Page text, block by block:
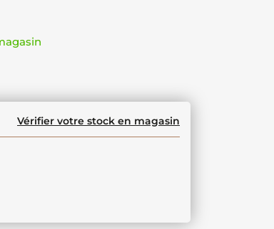
Vérifier votre stock en magasin